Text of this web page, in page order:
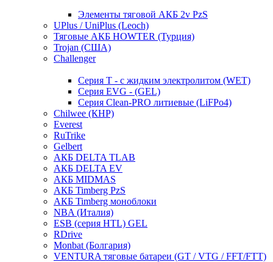
Элементы тяговой АКБ 2v PzS
UPlus / UniPlus (Leoch)
Тяговые АКБ HOWTER (Турция)
Trojan (США)
Challenger
Серия T - с жидким электролитом (WET)
Серия EVG - (GEL)
Серия Clean-PRO литиевые (LiFPo4)
Chilwee (КНР)
Everest
RuTrike
Gelbert
АКБ DELTA TLAB
АКБ DELTA EV
АКБ MIDMAS
АКБ Timberg PzS
АКБ Timberg моноблоки
NBA (Италия)
ESB (серия HTL) GEL
RDrive
Monbat (Болгария)
VENTURA тяговые батареи (GT / VTG / FFT/FTT)